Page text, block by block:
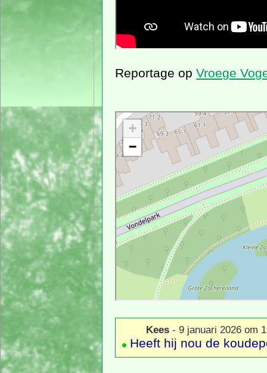
Reportage opVroege
Kees- 9 januari 2026 om
Heeft hij nou de